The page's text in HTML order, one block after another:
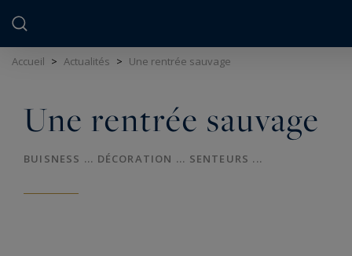
Accueil > Actualités > Une rentrée sauvage
Une rentrée sauvage
BUISNESS ... DÉCORATION ... SENTEURS ...